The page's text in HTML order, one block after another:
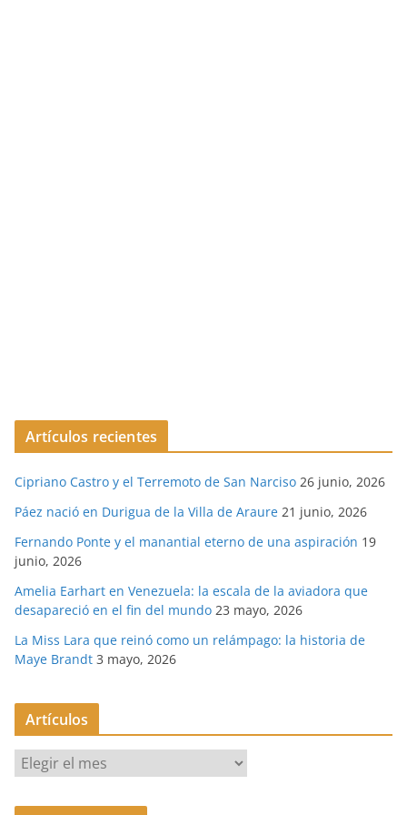
Artículos recientes
Cipriano Castro y el Terremoto de San Narciso 26 junio, 2026
Páez nació en Durigua de la Villa de Araure 21 junio, 2026
Fernando Ponte y el manantial eterno de una aspiración 19
junio, 2026
Amelia Earhart en Venezuela: la escala de la aviadora que
desapareció en el fin del mundo 23 mayo, 2026
La Miss Lara que reinó como un relámpago: la historia de
Maye Brandt 3 mayo, 2026
Artículos
r
t